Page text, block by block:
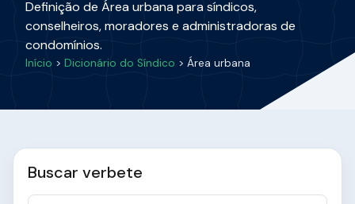
Definição de Área urbana para síndicos,
conselheiros, moradores e administradoras de
condomínios.
Início > Dicionário do Síndico > Área urbana
Buscar verbete